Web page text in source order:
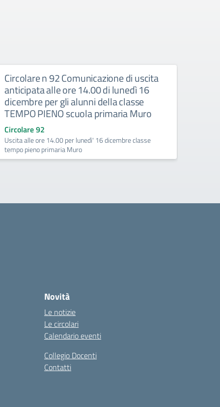
Circolare n 92 Comunicazione di uscita
anticipata alle ore 14.00 di lunedì 16
dicembre per gli alunni della classe
TEMPO PIENO scuola primaria Muro
Circolare 92
Uscita alle ore 14.00 per lunedì' 16 dicembre classe
tempo pieno primaria Muro
Novità
Le notizie
Le circolari
Calendario eventi
Collegio Docenti
Contatti